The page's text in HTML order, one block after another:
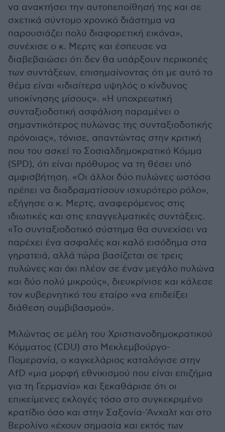
να ανακτήσει την αυτοπεποίθησή της και σε
σχετικά σύντομο χρονικό διάστημα να
παρουσιάζει πολύ διαφορετική εικόνα»,
συνέχισε ο κ. Μερτς και έσπευσε να
διαβεβαιώσει ότι δεν θα υπάρξουν περικοπές
των συντάξεων, επισημαίνοντας ότι με αυτό το
θέμα είναι «ιδιαίτερα υψηλός ο κίνδυνος
υποκίνησης μίσους». «Η υποχρεωτική
συνταξιοδοτική ασφάλιση παραμένει ο
σημαντικότερος πυλώνας της συνταξιοδοτικής
πρόνοιας», τόνισε, απαντώντας στην κριτική
που του ασκεί το Σοσιαλδημοκρατικό Κόμμα
(SPD), ότι είναι πρόθυμος να τη θέσει υπό
αμφισβήτηση. «Οι άλλοι δύο πυλώνες ωστόσο
πρέπει να διαδραματίσουν ισχυρότερο ρόλο»,
εξήγησε ο κ. Μερτς, αναφερόμενος στις
ιδιωτικές και στις επαγγελματικές συντάξεις.
«Το συνταξιοδοτικό σύστημα θα συνεχίσει να
παρέχει ένα ασφαλές και καλό εισόδημα στα
γηρατειά, αλλά τώρα βασίζεται σε τρεις
πυλώνες και όχι πλέον σε έναν μεγάλο πυλώνα
και δύο πολύ μικρούς», διευκρίνισε και κάλεσε
τον κυβερνητικό του εταίρο «να επιδείξει
διάθεση συμβιβασμού».
Μιλώντας σε μέλη του Χριστιανοδημοκρατικού
Κόμματος (CDU) στο Μεκλεμβούργο-
Πομερανία, ο καγκελάριος καταλόγισε στην
AfD «μια μορφή εθνικισμού που είναι επιζήμια
για τη Γερμανία» και ξεκαθάρισε ότι οι
επικείμενες εκλογές τόσο στο συγκεκριμένο
κρατίδιο όσο και στην Σαξονία-'Ανχαλτ και στο
Βερολίνο «έχουν σημασία και εκτός των